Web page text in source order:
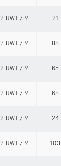
2.UWT / ME 21
2.UWT / ME 88
2.UWT / ME 65
2.UWT / ME 68
2.UWT / ME 24
2.UWT / ME 103